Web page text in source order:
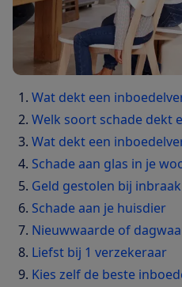
Wat dekt een
Welk soort schade dekt
Wat dekt een
Schade aan glas in je
Geld gestolen bij inbraak
Schade aan je huisdier
Nieuwwaarde of
Liefst bij 1 verzekeraar
Kies zelf de beste